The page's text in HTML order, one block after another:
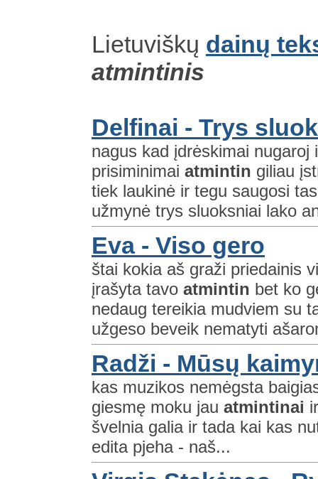
Lietuviškų dainų
atmintinis
Delfinai - Trys
nagus kad įdrėskimai
prisiminimai atmintin giliau
tiek laukinė ir tegu saugosi
užmynė trys sluoksniai lako
Eva - Viso gero
štai kokia aš graži priedainis
įrašyta tavo atmintin bet ko
nedaug tereikia mudviem su
užgeso beveik nematyti
Radži - Mūsų
kas muzikos nemėgsta
giesmę moku jau atmintinai
švelnia galia ir tada kai kas
edita pjeha - naš...